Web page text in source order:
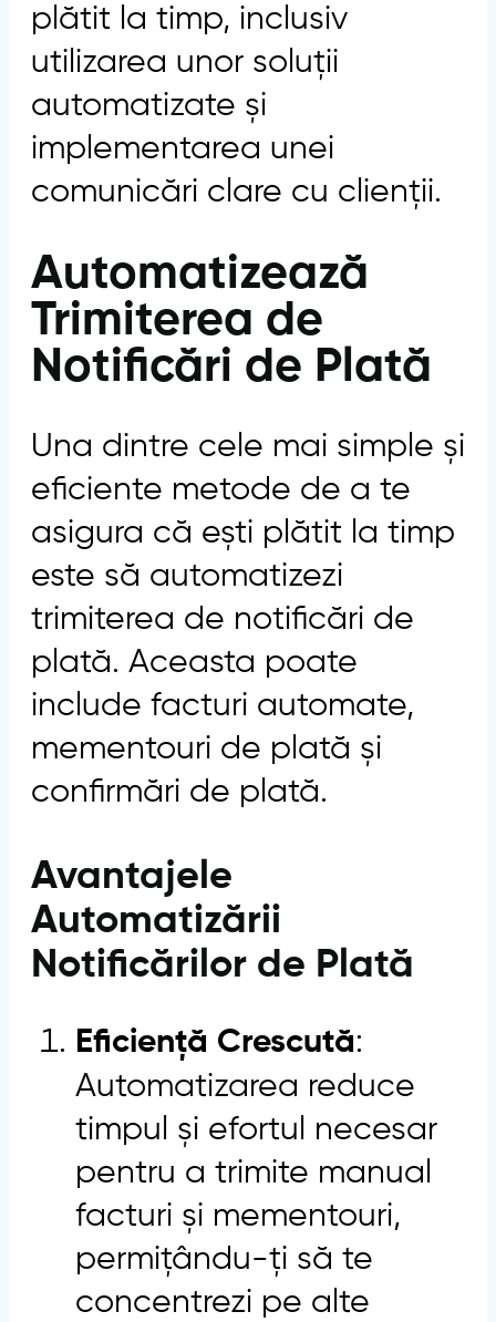
plătit la timp, inclusiv
utilizarea unor soluții
automatizate și
implementarea unei
comunicări clare cu clienții.
Automatizează
Trimiterea de
Notificări de Plată
Una dintre cele mai simple și
eficiente metode de a te
asigura că ești plătit la timp
este să automatizezi
trimiterea de notificări de
plată. Aceasta poate
include facturi automate,
mementouri de plată și
confirmări de plată.
Avantajele
Automatizării
Notificărilor de Plată
Eficiență Crescută:
Automatizarea reduce
timpul și efortul necesar
pentru a trimite manual
facturi și mementouri,
permițându-ți să te
concentrezi pe alte